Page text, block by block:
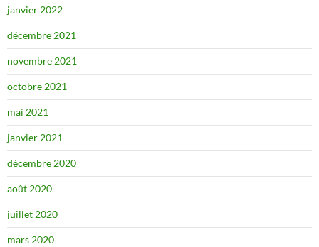
janvier 2022
décembre 2021
novembre 2021
octobre 2021
mai 2021
janvier 2021
décembre 2020
août 2020
juillet 2020
mars 2020